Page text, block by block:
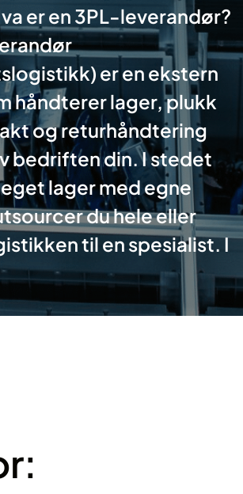
er en 3PL-leverandør?
er en ekstern
håndterer lager, plukk
og returhåndtering
bedriften din. I stedet
lager med egne
du hele eller
til en spesialist. I